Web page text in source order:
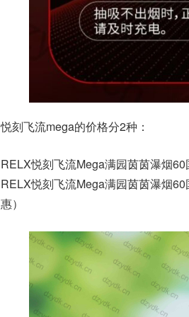
悦刻飞流mega的价格分2种：
RELX悦刻飞流Mega满园茵茵瀑烟
RELX悦刻飞流Mega满园茵茵瀑烟
惠）